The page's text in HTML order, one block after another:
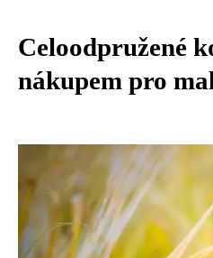
Celoodpružené
nákupem pro